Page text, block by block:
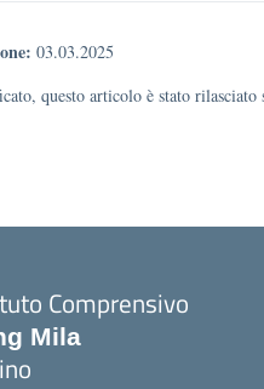
03.03.2025
questo articolo è stato
Comprensivo
Mila